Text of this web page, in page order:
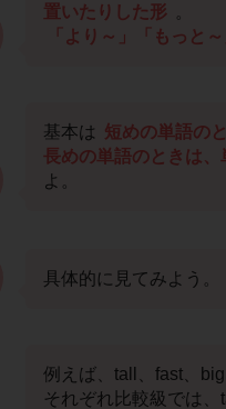
置いたりした形 。
「より～」「もっと～
基本は 短めの単語の
長めの単語のときは
よ。
具体的に見てみよう。
例えば、tall、fast、
それぞれ比較級では、